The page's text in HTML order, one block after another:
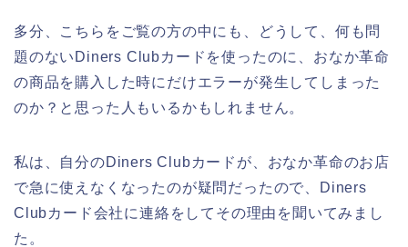
多分、こちらをご覧の方の中にも、どうして、何も問
題のないDiners Clubカードを使ったのに、おなか革命
の商品を購入した時にだけエラーが発生してしまった
のか？と思った人もいるかもしれません。
私は、自分のDiners Clubカードが、おなか革命のお店
で急に使えなくなったのが疑問だったので、Diners
Clubカード会社に連絡をしてその理由を聞いてみまし
た。